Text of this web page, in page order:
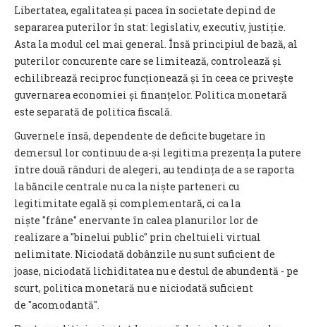
Libertatea, egalitatea și pacea în societate depind de
separarea puterilor în stat: legislativ, executiv, justiție.
Asta la modul cel mai general. Însă principiul de bază, al
puterilor concurente care se limitează, controlează și
echilibrează reciproc funcționează și în ceea ce privește
guvernarea economiei și finanțelor. Politica monetară
este separată de politica fiscală.
Guvernele însă, dependente de deficite bugetare în
demersul lor continuu de a-și legitima prezența la putere
între două rânduri de alegeri, au tendința de a se raporta
la băncile centrale nu ca la niște parteneri cu
legitimitate egală și complementară, ci ca la
niște "frâne" enervante în calea planurilor lor de
realizare a "binelui public" prin cheltuieli virtual
nelimitate. Niciodată dobânzile nu sunt suficient de
joase, niciodată lichiditatea nu e destul de abundentă - pe
scurt, politica monetară nu e niciodată suficient
de "acomodantă".